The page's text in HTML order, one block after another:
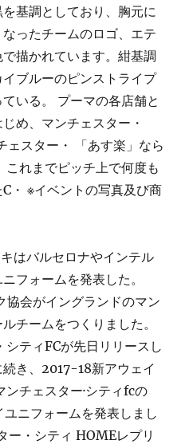
基調としており、胸元に
ったチームのロゴ、エテ
描かれています。紺基調
ブルーのピンストライプ
いる。 プーマの各店舗と
め、マンチェスター・
ェスター・ 「あす楽」なら
これまでピッチ上で何度も
・ ※イベントの写真及び商
はバルセロナやインテル
フォームを発表した。
協会がイングランドのマン
チームをつくりました。
ティFCが先日リリースし
き、2017-18新アウェイ
チェスター·シティfcの
ニフォームを発表しまし
ー・シティ HOMEレプリ